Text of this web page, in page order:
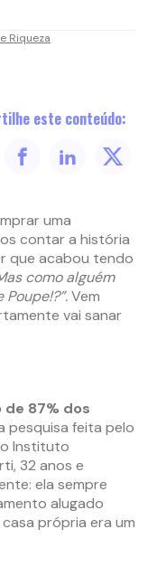
Riqueza
este conteúdo:
uma
contar a história
que acabou tendo
como alguém
Vem
vai sanar
87% dos
pesquisa feita pelo
Instituto
32 anos e
ela sempre
alugado
própria era um